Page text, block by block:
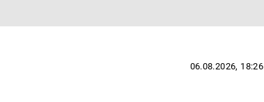
06.08.2026, 18:26